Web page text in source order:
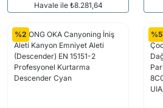
Havale ile ₺8.281,64
%2 %5